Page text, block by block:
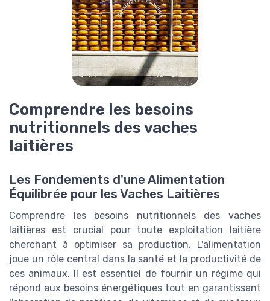
Comprendre les besoins
nutritionnels des vaches
laitières
Les Fondements d'une Alimentation
Équilibrée pour les Vaches Laitières
Comprendre les besoins nutritionnels des vaches
laitières est crucial pour toute exploitation laitière
cherchant à optimiser sa production. L'alimentation
joue un rôle central dans la santé et la productivité de
ces animaux. Il est essentiel de fournir un régime qui
répond aux besoins énergétiques tout en garantissant